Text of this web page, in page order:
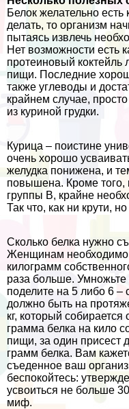
Белок желательно
делать, то организм
пытаясь извлечь
Нет возможности есть
протеиновый коктейль
пищи. Последние
также углеводы и
крайнем случае,
из куриной грудки.
Курица – поистине
очень хорошо
желудка понижена, и
повышена. Кроме того,
группы В, крайне
Так что, как ни крути,
Сколько белка нужно
Женщинам необходимо
килограмм
раза больше.
поделите на 5 либо 6 –
должно быть на
кг, который
грамма белка на кило
пищи, за один присест
грамм белка. Вам
съеденное ваш
беспокойтесь:
усвоиться не больше
миф.